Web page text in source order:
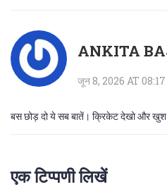
ANKITA
जून 8, 2026 AT 08:17
बस छोड़ दो ये सब बातें। क्रिकेट देखो और खुश
एक टिप्पणी लिखें